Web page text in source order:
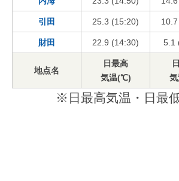
引田 25.3 (15:20)
財田 22.9 (14:30) 5.1
地点名
日最高
気温(℃)
※日最高気温・日最